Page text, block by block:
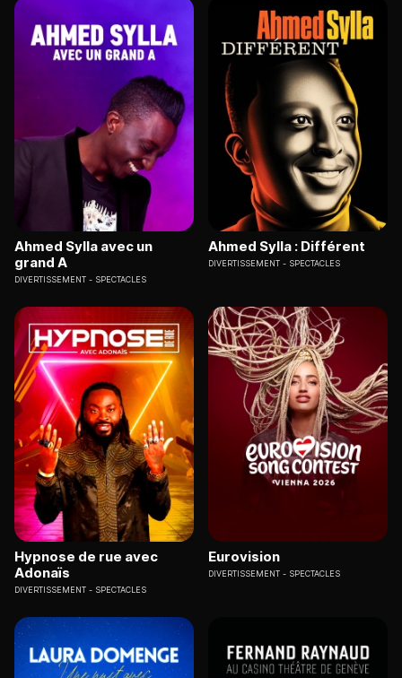
Ahmed Sylla avec un
grand A
DIVERTISSEMENT SPECTACLES
Ahmed Sylla : Différent
DIVERTISSEMENT SPECTACLES
Hypnose de rue avec
Adonaïs
DIVERTISSEMENT SPECTACLES
Eurovision
DIVERTISSEMENT SPECTACLES